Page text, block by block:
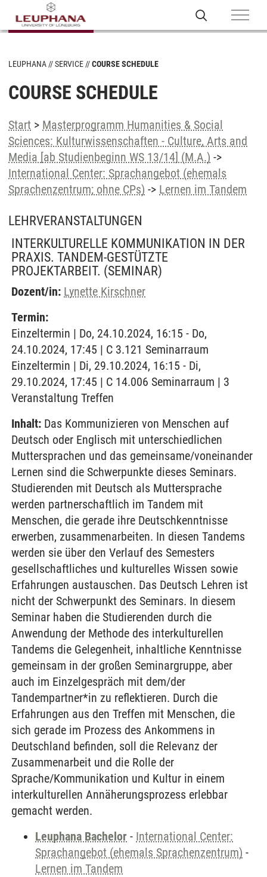
LEUPHANA SERVICE COURSE SCHEDULE
COURSE SCHEDULE
Start > Masterprogramm Humanities & Social
Sciences: Kulturwissenschaften - Culture, Arts and
Media [ab Studienbeginn WS 13/14] (M.A.) ->
International Center: Sprachangebot (ehemals
Sprachenzentrum; ohne CPs) -> Lernen im Tandem
LEHRVERANSTALTUNGEN
INTERKULTURELLE KOMMUNIKATION IN DER
PRAXIS. TANDEM-GESTÜTZTE
PROJEKTARBEIT. (SEMINAR)
Dozent/in: Lynette Kirschner
Termin:
Einzeltermin | Do, 24.10.2024, 16:15 - Do,
24.10.2024, 17:45 | C 3.121 Seminarraum
Einzeltermin | Di, 29.10.2024, 16:15 - Di,
29.10.2024, 17:45 | C 14.006 Seminarraum | 3
Veranstaltung Treffen
Inhalt: Das Kommunizieren von Menschen auf
Deutsch oder Englisch mit unterschiedlichen
Muttersprachen und das gemeinsame/voneinander
Lernen sind die Schwerpunkte dieses Seminars.
Studierenden mit Deutsch als Muttersprache
werden partnerschaftlich im Tandem mit
Menschen, die gerade ihre Deutschkenntnisse
erwerben, zusammenarbeiten. In diesen Tandems
werden sie über den Verlauf des Semesters
gesellschaftliches und kulturelles Wissen sowie
Erfahrungen austauschen. Das Deutsch Lehren ist
nicht der Schwerpunkt des Seminars. In diesem
Seminar haben die Studierenden durch die
Anwendung der Methode des interkulturellen
Tandems die Gelegenheit, inhaltliche Kenntnisse
gemeinsam in der großen Seminargruppe, aber
auch im Einzelgespräch mit dem/der
Tandempartner*in zu reflektieren. Durch die
Erfahrungen aus den Treffen mit Menschen, die
sich gerade im Prozess des Ankommens in
Deutschland befinden, soll die Relevanz der
Zusammenarbeit und die Rolle der
Sprache/Kommunikation und Kultur in einem
interkulturellen Annäherungsprozess erlebbar
gemacht werden.
Leuphana Bachelor - International Center:
Sprachangebot (ehemals Sprachenzentrum) -
Lernen im Tandem